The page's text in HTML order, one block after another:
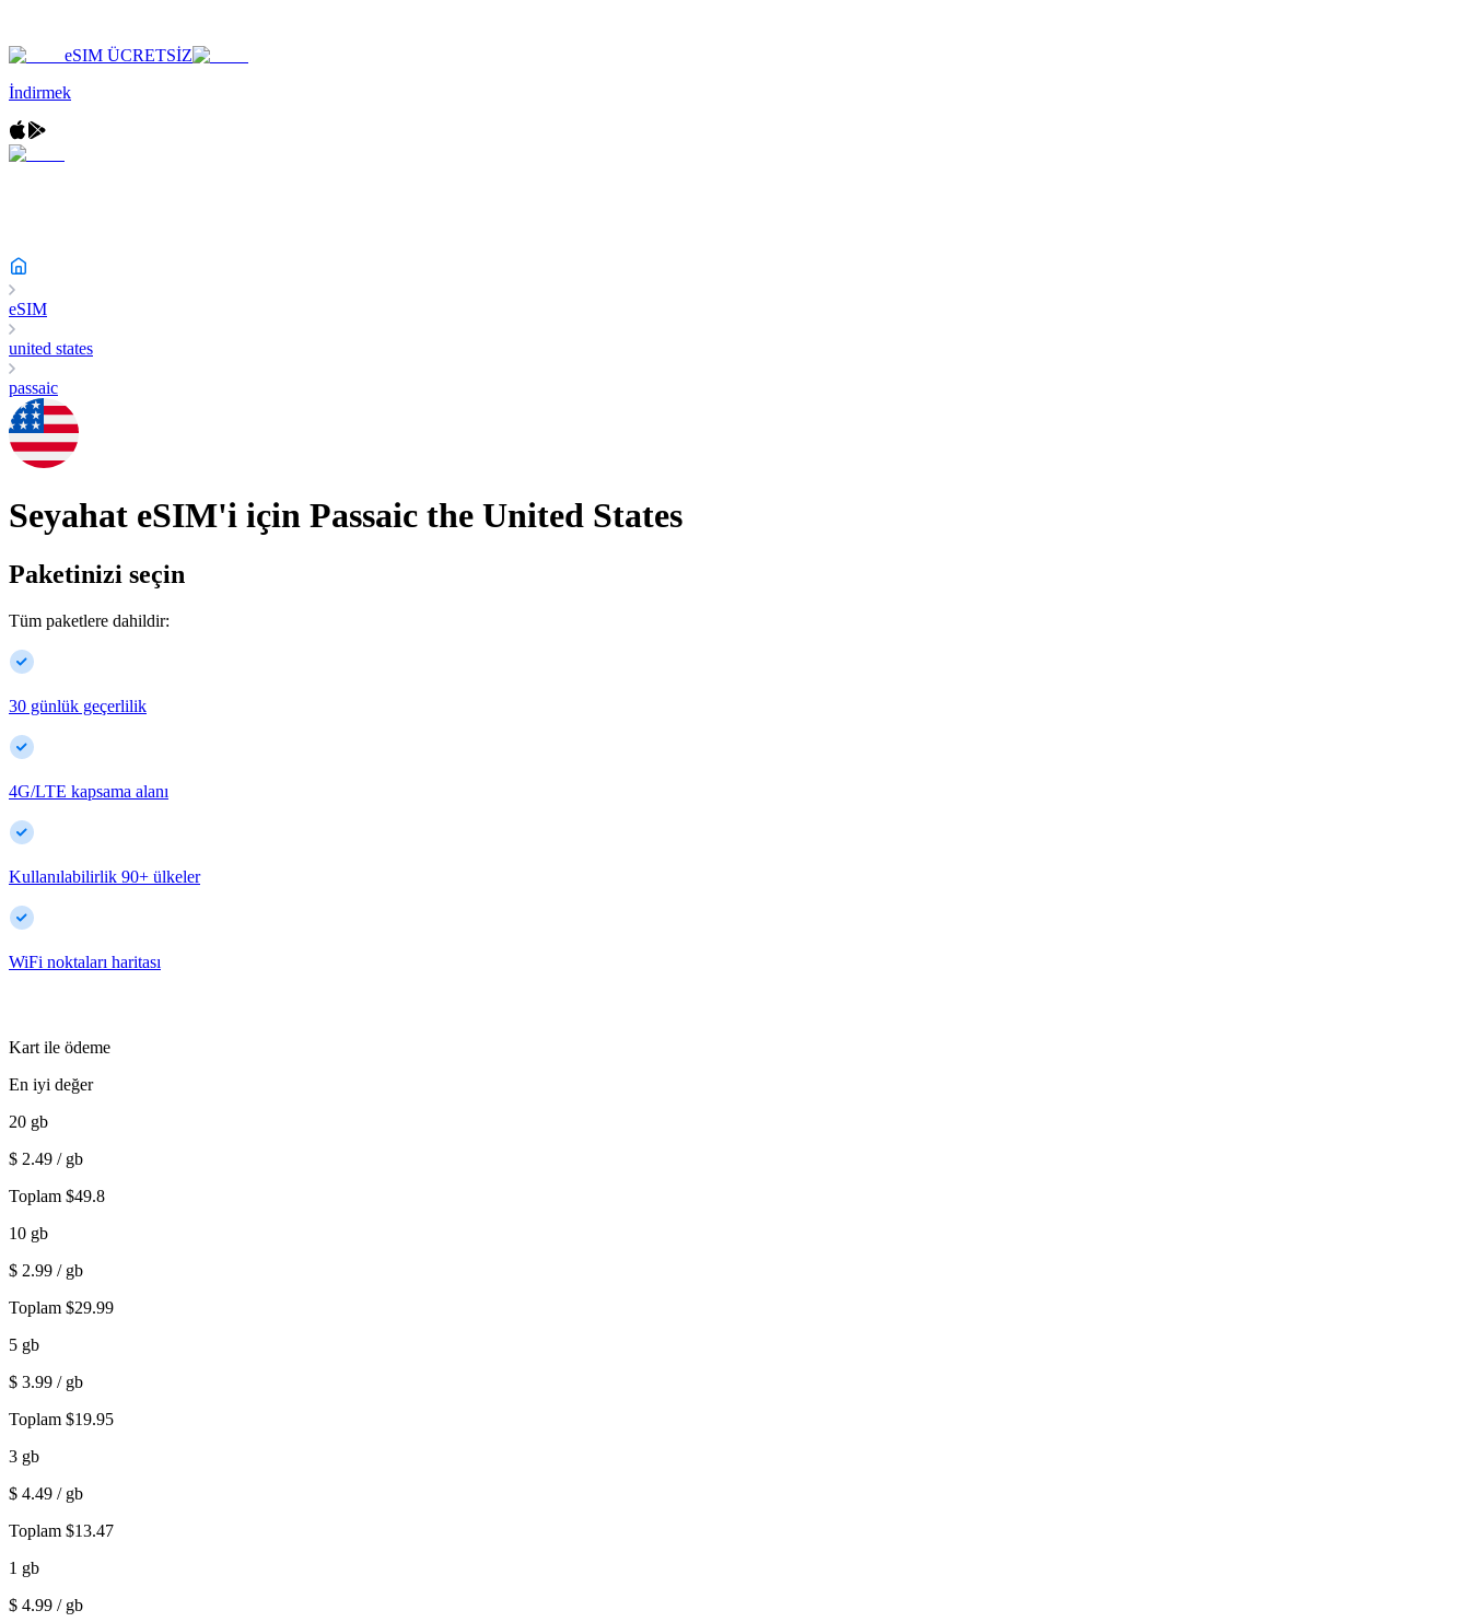
eSIM ÜCRETSİZ
İndirmek
eSIM
united states
passaic
Seyahat eSIM'i için Passaic the United States
Paketinizi seçin
Tüm paketlere dahildir:
30 günlük geçerlilik
4G/LTE kapsama alanı
Kullanılabilirlik 90+ ülkeler
WiFi noktaları haritası
Kart ile ödeme
En iyi değer
20 gb
$ 2.49 / gb
Toplam $49.8
10 gb
$ 2.99 / gb
Toplam $29.99
5 gb
$ 3.99 / gb
Toplam $19.95
3 gb
$ 4.49 / gb
Toplam $13.47
1 gb
$ 4.99 / gb